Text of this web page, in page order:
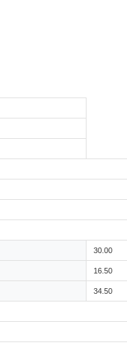
30.00
16.50
34.50